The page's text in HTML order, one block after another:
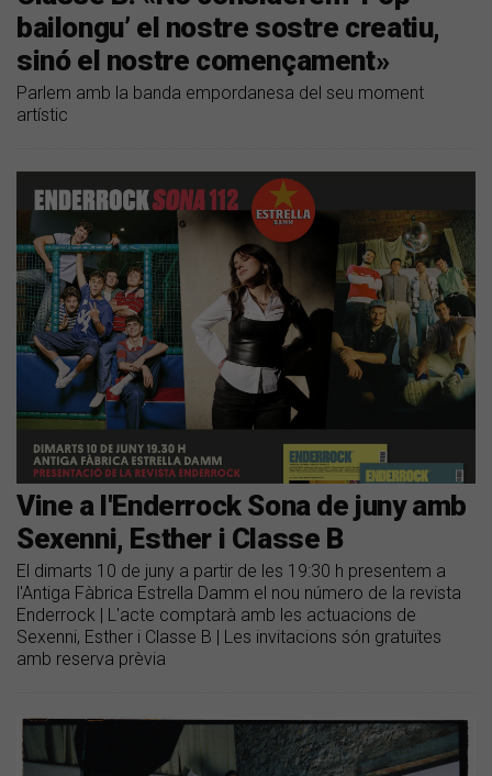
bailongu’ el nostre sostre creatiu,
sinó el nostre començament»
Parlem amb la banda empordanesa del seu moment
artístic
Vine a l'Enderrock Sona de juny amb
Sexenni, Esther i Classe B
El dimarts 10 de juny a partir de les 19:30 h presentem a
l'Antiga Fàbrica Estrella Damm el nou número de la revista
Enderrock | L'acte comptarà amb les actuacions de
Sexenni, Esther i Classe B | Les invitacions són gratuïtes
amb reserva prèvia